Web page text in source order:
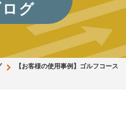
グ
【お客様の使用事例】ゴルフコース